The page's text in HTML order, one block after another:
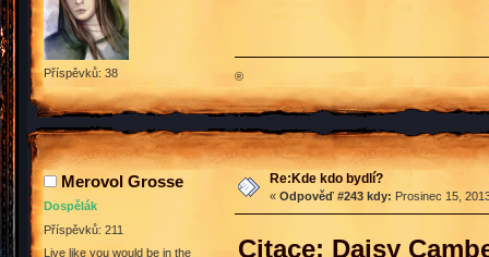
Příspěvků: 38 ®
Merovol Grosse
Dospělák
Příspěvků: 211
Live like you would be in the
Re:Kde kdo bydlí?
« Odpověď #243 kdy: Prosinec 15,
Citace: Daisy